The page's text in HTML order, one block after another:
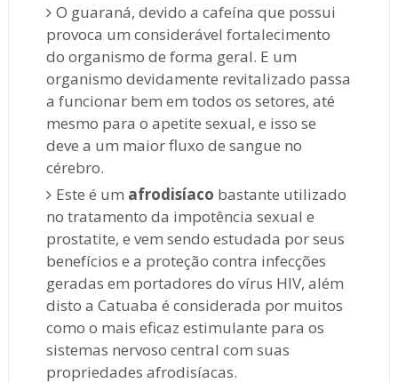
O guaraná, devido a cafeína que possui
provoca um considerável fortalecimento
do organismo de forma geral. E um
organismo devidamente revitalizado passa
a funcionar bem em todos os setores, até
mesmo para o apetite sexual, e isso se
deve a um maior fluxo de sangue no
cérebro.
Este é um afrodisíaco bastante utilizado
no tratamento da impotência sexual e
prostatite, e vem sendo estudada por seus
benefícios e a proteção contra infecções
geradas em portadores do vírus HIV, além
disto a Catuaba é considerada por muitos
como o mais eficaz estimulante para os
sistemas nervoso central com suas
propriedades afrodisíacas.